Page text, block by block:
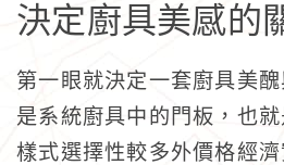
決定廚具美感的
第一眼就決定一套廚具美
是系統廚具中的門板，也
樣式選擇性較多外價格經